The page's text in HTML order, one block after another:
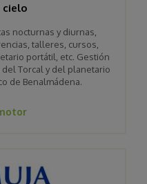
cielo
nocturnas y diurnas,
talleres, cursos,
portátil, etc. Gestión
Torcal y del planetario
de Benalmádena.